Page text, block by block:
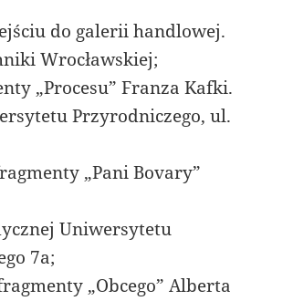
do galerii handlowej.
Wrocławskiej;
„Procesu” Franza Kafki.
Przyrodniczego, ul.
„Pani Bovary”
Uniwersytetu
7a;
„Obcego” Alberta